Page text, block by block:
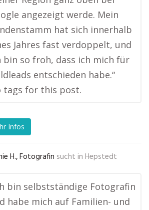
angezeigt werde. Mein
hat sich innerhalb
Jahres fast verdoppelt, und
bin so froh, dass ich mich für
entschieden habe.“
tags for this post.
Infos
H., Fotografin sucht in Hepstedt
bin selbstständige Fotografin
habe mich auf Familien- und